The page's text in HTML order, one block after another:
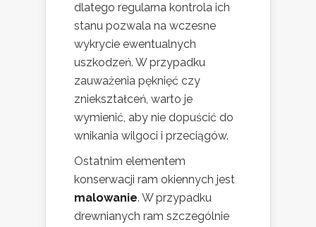
dlatego regularna kontrola ich
stanu pozwala na wczesne
wykrycie ewentualnych
uszkodzeń. W przypadku
zauważenia pęknięć czy
zniekształceń, warto je
wymienić, aby nie dopuścić do
wnikania wilgoci i przeciągów.
Ostatnim elementem
konserwacji ram okiennych jest
malowanie. W przypadku
drewnianych ram szczególnie